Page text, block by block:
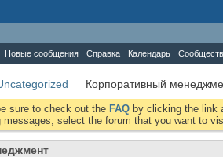
Новые сообщения Справка Календарь
Корпоративный
sure to check out the FAQ by clicking the link
messages, select the forum that you want to